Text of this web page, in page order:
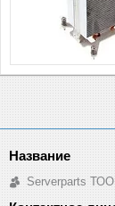
Serverparts ТОО